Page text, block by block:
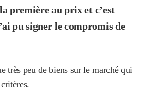
première au prix et c’est
pu signer le compromis de
très peu de biens sur le marché qui